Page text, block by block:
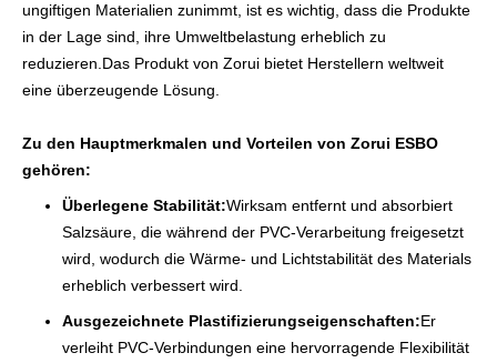
ungiftigen Materialien zunimmt, ist es wichtig, dass die Produkte
in der Lage sind, ihre Umweltbelastung erheblich zu
reduzieren.Das Produkt von Zorui bietet Herstellern weltweit
eine überzeugende Lösung.
Zu den Hauptmerkmalen und Vorteilen von Zorui ESBO
gehören:
Überlegene Stabilität:Wirksam entfernt und absorbiert
Salzsäure, die während der PVC-Verarbeitung freigesetzt
wird, wodurch die Wärme- und Lichtstabilität des Materials
erheblich verbessert wird.
Ausgezeichnete Plastifizierungseigenschaften:Er
verleiht PVC-Verbindungen eine hervorragende Flexibilität